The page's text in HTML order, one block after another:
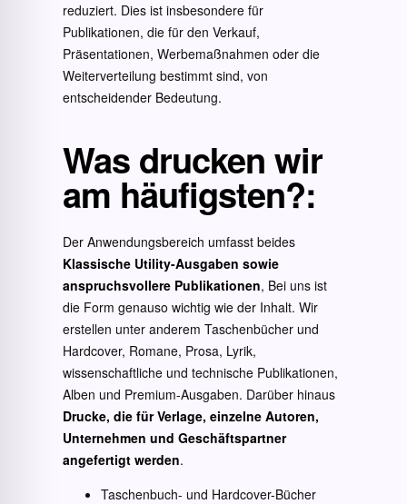
reduziert. Dies ist insbesondere für
Publikationen, die für den Verkauf,
Präsentationen, Werbemaßnahmen oder die
Weiterverteilung bestimmt sind, von
entscheidender Bedeutung.
Was drucken wir
am häufigsten?:
Der Anwendungsbereich umfasst beides
Klassische Utility-Ausgaben sowie
anspruchsvollere Publikationen, Bei uns ist
die Form genauso wichtig wie der Inhalt. Wir
erstellen unter anderem Taschenbücher und
Hardcover, Romane, Prosa, Lyrik,
wissenschaftliche und technische Publikationen,
Alben und Premium-Ausgaben. Darüber hinaus
Drucke, die für Verlage, einzelne Autoren,
Unternehmen und Geschäftspartner
angefertigt werden.
Taschenbuch- und Hardcover-Bücher